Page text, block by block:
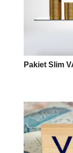
Pakiet Slim